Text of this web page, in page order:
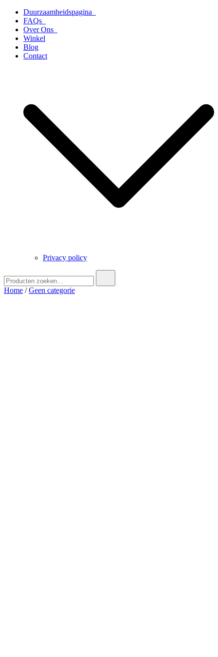
Duurzaamheidspagina
FAQs
Over Ons
Winkel
Blog
Contact
Privacy policy
naar:
Home /Geen categorie